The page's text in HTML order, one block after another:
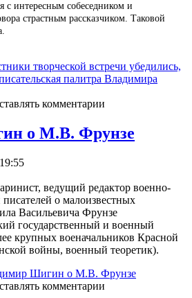
с интересным собеседником и
страстным рассказчиком. Таковой
творческой встречи убедились,
палитра Владимира
комментарии
о М.В. Фрунзе
ведущий редактор военно-
о малоизвестных
Васильевича Фрунзе
государственный и военный
крупных военачальников Красной
войны, военный теоретик).
Шигин о М.В. Фрунзе
комментарии